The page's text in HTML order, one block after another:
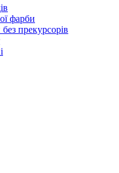
фарби
прекурсорів